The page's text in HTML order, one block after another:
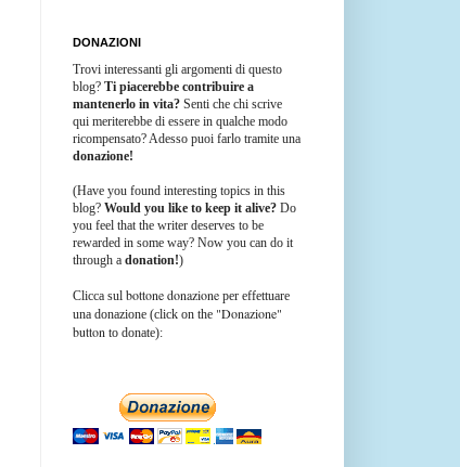
DONAZIONI
Trovi interessanti gli argomenti di questo
blog? Ti piacerebbe contribuire a
mantenerlo in vita? Senti che chi scrive
qui meriterebbe di essere in qualche modo
ricompensato? Adesso puoi farlo tramite una
donazione!
(Have you found interesting topics in this
blog? Would you like to keep it alive? Do
you feel that the writer deserves to be
rewarded in some way? Now you can do it
through a donation!)
Clicca sul bottone donazione per effettuare
una donazione (click on the "Donazione"
button to donate):